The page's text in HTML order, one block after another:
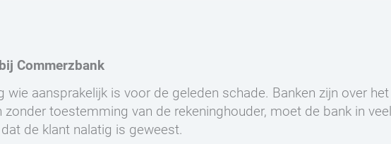
Commerzbank
aansprakelijk is voor de geleden schade. Banken zijn over
toestemming van de rekeninghouder, moet de bank in
de klant nalatig is geweest.